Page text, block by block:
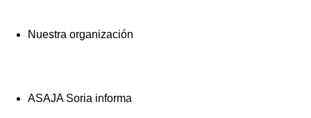
Nuestra organización
ASAJA Soria informa